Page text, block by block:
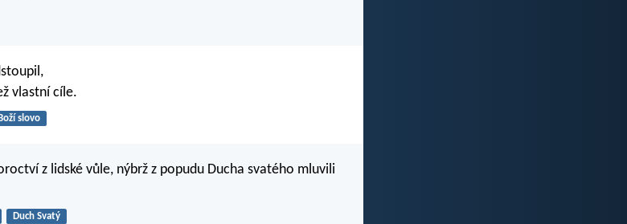
vlastní cíle.
Boží slovo
z lidské vůle, nýbrž z popudu Ducha svatého mluvili
Duch Svatý